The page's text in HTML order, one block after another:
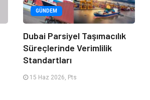
GÜNDEM
Dubai Parsiyel Taşımacılık
Süreçlerinde Verimlilik
Standartları
15 Haz 2026, Pts